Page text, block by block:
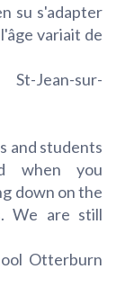
su s'adapter
variait de
Jean-sur-
and students
when you
down on the
We are still
Otterburn